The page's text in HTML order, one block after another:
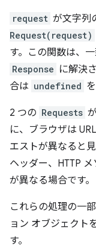
request が文字列
Request(request)
す。この関数は、
Response に解決
合は undefined
2 つの Requests
に、ブラウザは
エストが異なると
ヘッダー、HTTP
が異なる場合です。
これらの処理の一
ョン オブジェクト
す。